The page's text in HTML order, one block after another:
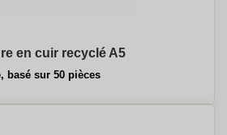
en cuir recyclé A5
basé sur 50 pièces